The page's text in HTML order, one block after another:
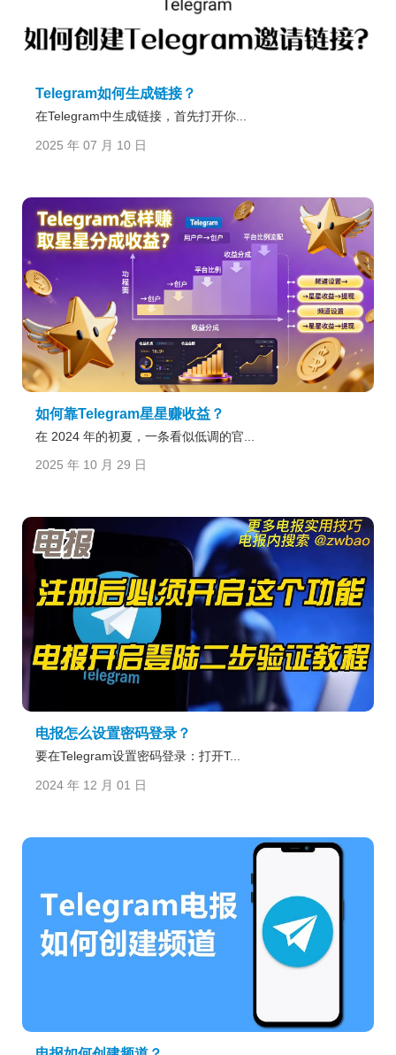
Telegram如何生成链接？
在Telegram中生成链接，首先打开你...
2025 年 07 月 10 日
如何靠Telegram星星赚收益？
在 2024 年的初夏，一条看似低调的官...
2025 年 10 月 29 日
电报怎么设置密码登录？
要在Telegram设置密码登录：打开T...
2024 年 12 月 01 日